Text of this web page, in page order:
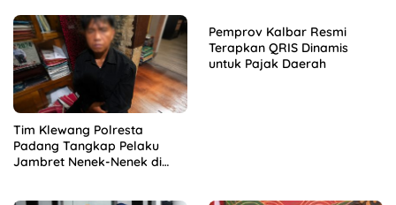
Tim Klewang Polresta
Padang Tangkap Pelaku
Jambret Nenek-Nenek di
Pemprov Kalbar Resmi
Terapkan QRIS Dinamis
untuk Pajak Daerah